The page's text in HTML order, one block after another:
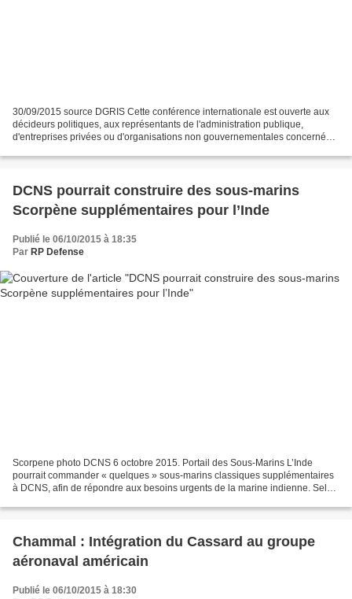
30/09/2015 source DGRIS Cette conférence internationale est ouverte aux
décideurs politiques, aux représentants de l'administration publique,
d'entreprises privées ou d'organisations non gouvernementales concernées
DCNS pourrait construire des sous-marins
Scorpène supplémentaires pour l’Inde
Publié le 06/10/2015 à 18:35
Par RP Defense
Scorpene photo DCNS 6 octobre 2015. Portail des Sous-Marins L’Inde
pourrait commander « quelques » sous-marins classiques supplémentaires
à DCNS, afin de répondre aux besoins urgents de la marine indienne. Selon
Chammal : Intégration du Cassard au groupe
aéronaval américain
Publié le 06/10/2015 à 18:30